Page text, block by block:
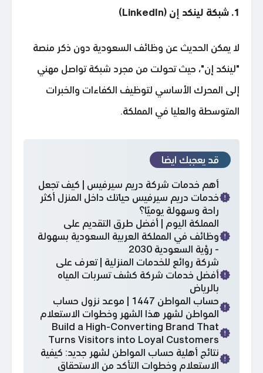
1. شبكة لينكد إن (LinkedIn)
لا يمكن الحديث عن وظائف السعودية دون ذكر منصة
"لينكد إن"، حيث تحولت من مجرد شبكة تواصل مهني
إلى المحرك الأساسي لتوظيف الكفاءات والخبرات
المتوسطة والعليا في المملكة.
قد يعجبك ايضا
أهم خدمات شركة دريم سيرفيس | كيف تجعل
خدمات دريم سيرفيس حياتك داخل المنزل أكثر
راحة وسهولة يوميًا؟
المملكة اليوم | أفضل طرق التقديم على
وظائف في المملكة العربية السعودية بسهولة
- رؤية السعودية 2030
شركة روائع للخدمات المنزلية | تعرف على
أفضل خدمات شركة كشف تسربات المياه
بالرياض
حساب المواطن 1447 | موعد نزول حساب
المواطن لشهر هذا الشهر وخطوات الاستعلام
Build a High-Converting Brand That
Turns Visitors into Loyal Customers
نتائج أهلية حساب المواطن لشهر جديد: كيفية
الاستعلام وخطوات التأكد من الاستحقاق